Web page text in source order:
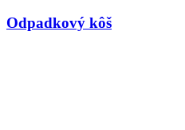
Odpadkový kôš